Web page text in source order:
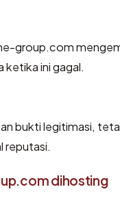
group.com
ini gagal.
bukti legitimasi,
reputasi.
dihosting